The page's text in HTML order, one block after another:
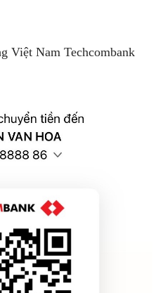
Việt Nam Techcombank